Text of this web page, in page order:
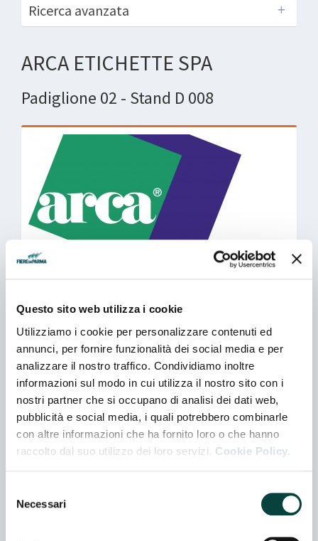
Questo sito web utilizza i cookie
Utilizziamo i cookie per personalizzare contenuti ed
annunci, per fornire funzionalità dei social media e per
analizzare il nostro traffico. Condividiamo inoltre
informazioni sul modo in cui utilizza il nostro sito con i
nostri partner che si occupano di analisi dei dati web,
pubblicità e social media, i quali potrebbero combinarle
con altre informazioni che ha fornito loro o che hanno
raccolto dal suo utilizzo dei loro servizi. Cookie Policy.
delNecessari
Ricerca avanzata
ARCA ETICHETTE SPA
Padiglione 02 - Stand D 008
dell’etichettatura, è specializzata nella produzione di
promozione, la sicurezza, la logistica ma anche nella
realizzazione di sistemi per etichettare e per
marcare.
Proponiamo soluzioni sostenibili e innovative tra cui
le fascette avvolgenti ecologiche Striped Linerless da
applicare alle vaschette alimentari, anche
completamente avvolgenti; nel nostro stand potrete
vedere in funzione l’efficiente sistema di
etichettatura, occasione nella quale potrete scoprire